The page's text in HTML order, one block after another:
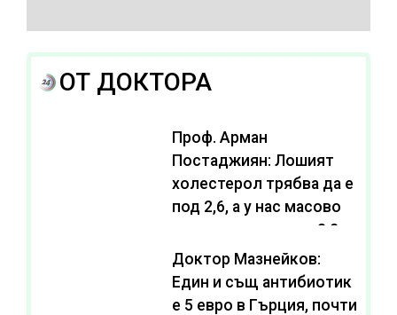
ОТ ДОКТОРА
Проф. Арман
Постаджиян: Лошият
холестерол трябва да е
под 2,6, а у нас масово
се живее с нива от 3,2
Доктор Мазнейков:
Един и същ антибиотик
e 5 евро в Гърция, почти